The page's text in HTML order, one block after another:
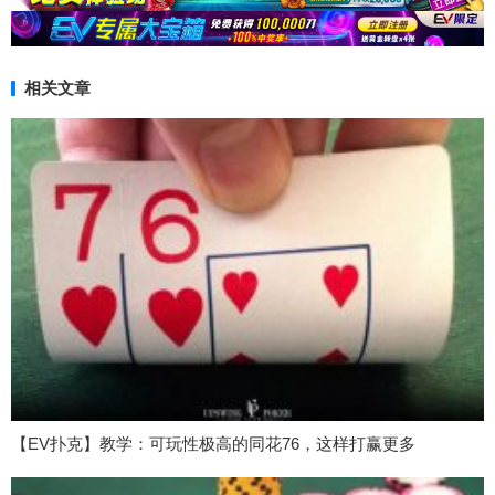
相关文章
【EV扑克】教学：可玩性极高的同花76，这样打赢更多